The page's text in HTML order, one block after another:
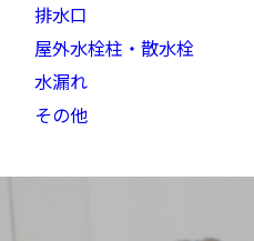
排水口
屋外水栓柱・散水栓
水漏れ
その他